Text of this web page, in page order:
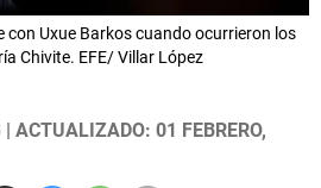
con Uxue Barkos cuando ocurrieron los
Chivite. EFE/ Villar López
| ACTUALIZADO: 01 FEBRERO,